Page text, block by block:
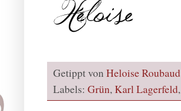
Getippt von Heloise Roubaud
Labels: Grün,Karl Lagerfeld,